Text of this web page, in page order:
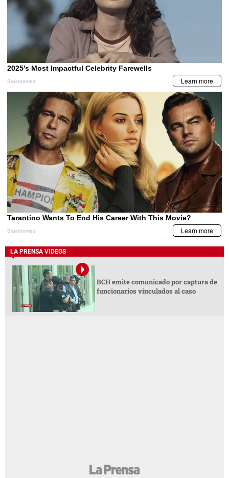
LA PRENSA VIDEOS
BCH emite comunicado por captura de
funcionarios vinculados al caso